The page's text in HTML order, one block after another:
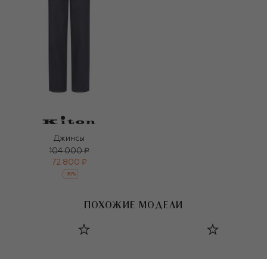
Джинсы
104 000 ₽
72 800 ₽
-30%
ПОХОЖИЕ МОДЕЛИ